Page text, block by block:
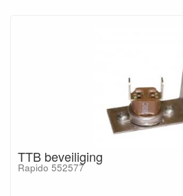
TTB beveiliging
Rapido 552577